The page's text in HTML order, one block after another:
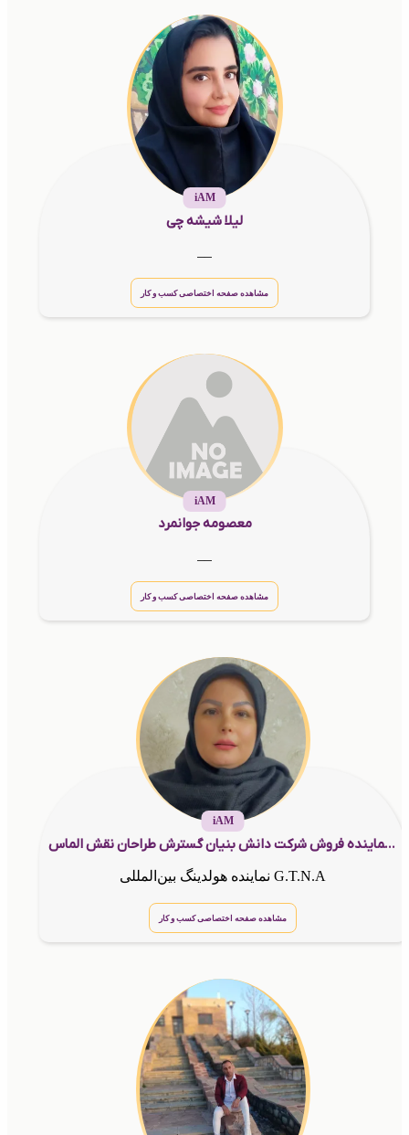
iAM
لیلا شیشه چی
مشاهده صفحه اختصاصی کسب و کار
iAM
معصومه جوانمرد
مشاهده صفحه اختصاصی کسب و کار
iAM
مریم بابایی پیرنعیمی مشاور و نماینده فروش شرکت دانش بنیان گسترش طراحان نقش الماس
نماینده هولدینگ بین‌المللی G.T.N.A
مشاهده صفحه اختصاصی کسب و کار